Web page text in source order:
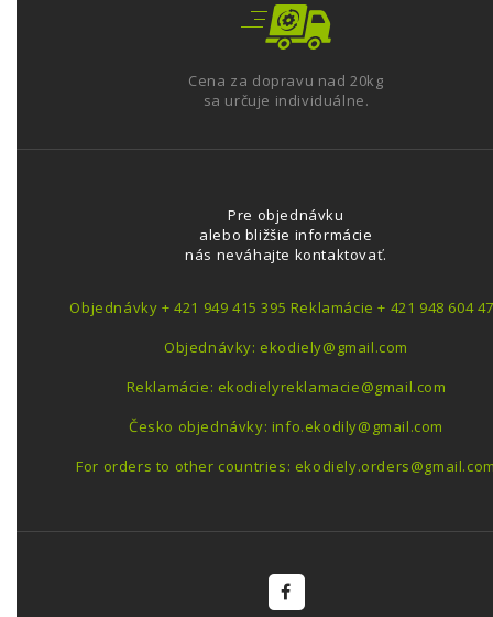
Cena za dopravu nad 20kg
sa určuje individuálne.
Pre objednávku
alebo bližšie informácie
nás neváhajte kontaktovať.
Objednávky + 421 949 415 395 Reklamácie + 421 948 604
Objednávky: ekodiely@gmail.com
Reklamácie: ekodielyreklamacie@gmail.com
Česko objednávky: info.ekodily@gmail.com
For orders to other countries: